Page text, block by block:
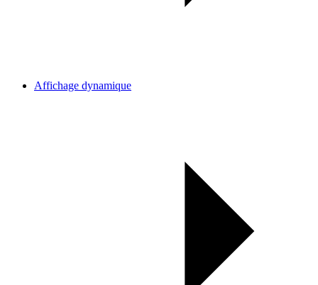
Affichage dynamique